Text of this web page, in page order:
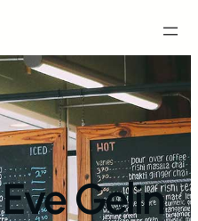
Gelin